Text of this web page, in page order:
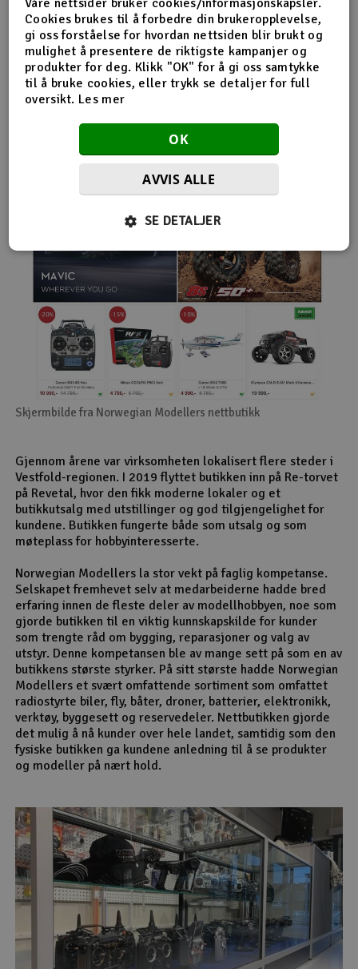
nybegynnerutstyr og avanserte løsninger hos samme
leverandør. Da internett for alvor endret
handelsmønstrene på 2000-tallet, satset Norwegian
Modellers tidlig på netthandel. Nettbutikken modellers.no
gjorde det mulig for kunder fra hele landet å handle
spesialprodukter som tidligere ofte bare var tilgjengelige i
større byer. Samtidig fortsatte selskapet å drive fysisk
Skjermbilde fra Norwegian Modellers nettbutikk
Gjennom årene var virksomheten lokalisert flere steder i
Vestfold-regionen. I 2019 flyttet butikken inn på Re-torvet
på Revetal, hvor den fikk moderne lokaler og et
butikkutsalg med utstillinger og god tilgjengelighet for
kundene. Butikken fungerte både som utsalg og som
møteplass for hobbyinteresserte.
Norwegian Modellers la stor vekt på faglig kompetanse.
Selskapet fremhevet selv at medarbeiderne hadde bred
erfaring innen de fleste deler av modellhobbyen, noe som
gjorde butikken til en viktig kunnskapskilde for kunder
som trengte råd om bygging, reparasjoner og valg av
utstyr. Denne kompetansen ble av mange sett på som en av
butikkens største styrker. På sitt største hadde Norwegian
Modellers et svært omfattende sortiment som omfattet
radiostyrte biler, fly, båter, droner, batterier, elektronikk,
verktøy, byggesett og reservedeler. Nettbutikken gjorde
det mulig å nå kunder over hele landet, samtidig som den
fysiske butikken ga kundene anledning til å se produkter
og modeller på nært hold.
Cookies brukes til å forbedre din brukeropplevelse,
gi oss forståelse for hvordan nettsiden blir brukt og
mulighet å presentere de riktigste kampanjer og
produkter for deg. Klikk "OK" for å gi oss samtykke
til å bruke cookies, eller trykk se detaljer for full
oversikt. Les mer
OK
AVVIS ALLE
SE DETALJER